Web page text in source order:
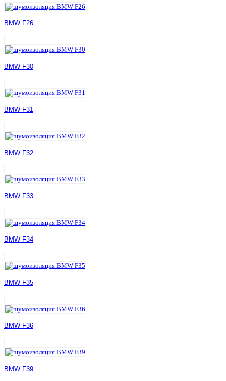
BMW F26
BMW F30
BMW F31
BMW F32
BMW F33
BMW F34
BMW F35
BMW F36
BMW F39